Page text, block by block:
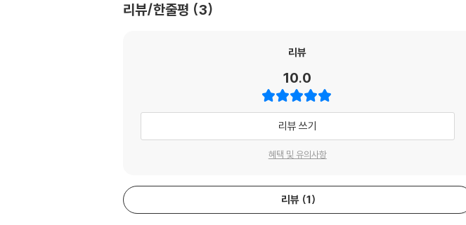
리뷰/한줄평 3
리뷰
10.0
리뷰 쓰기
혜택 및 유의사항
리뷰 1